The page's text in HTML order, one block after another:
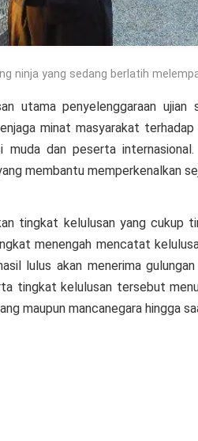
ninja yang sedang berlatih
utama penyelenggaraan
minat masyarakat
muda dan peserta
membantu memperkenalkan
tingkat kelulusan yang
menengah mencatat
lulus akan menerima
tingkat kelulusan tersebut
maupun mancanegara hingga